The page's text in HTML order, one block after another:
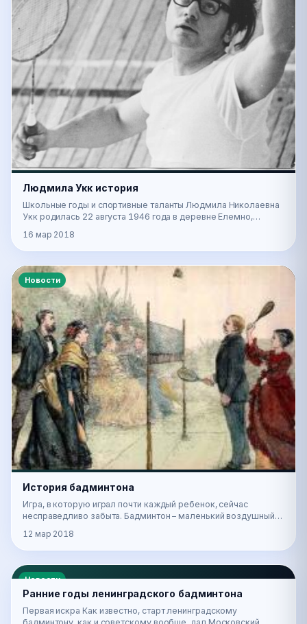
Людмила Укк история
Школьные годы и спортивные таланты Людмила Николаевна
Укк родилась 22 августа 1946 года в деревне Елемно,
16 мар 2018
Новости
История бадминтона
Игра, в которую играл почти каждый ребенок, сейчас
несправедливо забыта. Бадминтон – маленький воздушный
12 мар 2018
Новости
Ранние годы ленинградского бадминтона
Первая искра Как известно, старт ленинградскому